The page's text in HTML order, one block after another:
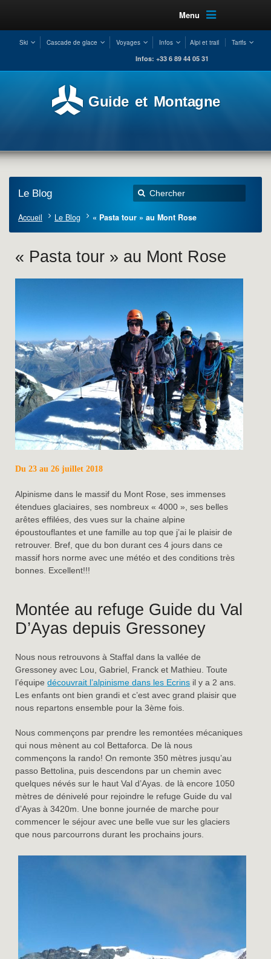
Menu
Ski Cascade de glace Voyages Infos Alpi et trail Tarifs
Infos: +33 6 89 44 05 31
Guide et Montagne
Le Blog
Accueil Le Blog « Pasta tour » au Mont Rose
« Pasta tour » au Mont Rose
Du 23 au 26 juillet 2018
Alpinisme dans le massif du Mont Rose, ses immenses
étendues glaciaires, ses nombreux « 4000 », ses belles
arêtes effilées, des vues sur la chaine alpine
époustouflantes et une famille au top que j’ai le plaisir de
retrouver. Bref, que du bon durant ces 4 jours dans ce
massif hors norme avec une météo et des conditions très
bonnes. Excellent!!!
Montée au refuge Guide du Val
D’Ayas depuis Gressoney
Nous nous retrouvons à Staffal dans la vallée de
Gressoney avec Lou, Gabriel, Franck et Mathieu. Toute
l’équipedécouvrait l’alpinisme dans les Ecrins il y a 2 ans.
Les enfants ont bien grandi et c’est avec grand plaisir que
nous repartons ensemble pour la 3ème fois.
Nous commençons par prendre les remontées mécaniques
qui nous mènent au col Bettaforca. De là nous
commençons la rando! On remonte 350 mètres jusqu’au
passo Bettolina, puis descendons par un chemin avec
quelques névés sur le haut Val d’Ayas. de là encore 1050
mètres de dénivelé pour rejoindre le refuge Guide du val
d’Ayas à 3420m. Une bonne journée de marche pour
commencer le séjour avec une belle vue sur les glaciers
que nous parcourrons durant les prochains jours.